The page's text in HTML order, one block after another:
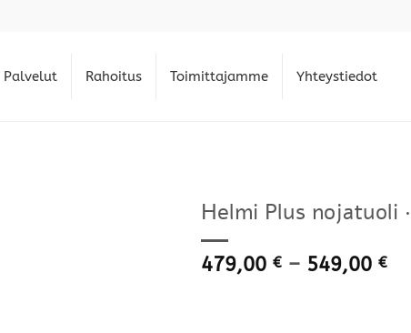
Palvelut Rahoitus Toimittajamme Yhteystiedot
Helmi Plus nojatuoli
479,00 € – 549,00 €